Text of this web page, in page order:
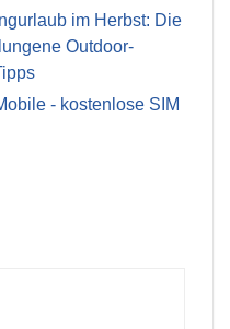
im Herbst: Die
Outdoor-
- kostenlose SIM